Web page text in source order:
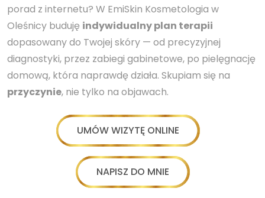
porad z internetu? W EmiSkin Kosmetologia w
Oleśnicy buduję indywidualny plan terapii
dopasowany do Twojej skóry — od precyzyjnej
diagnostyki, przez zabiegi gabinetowe, po pielęgnację
domową, która naprawdę działa. Skupiam się na
przyczynie, nie tylko na objawach.
UMÓW WIZYTĘ ONLINE
NAPISZ DO MNIE